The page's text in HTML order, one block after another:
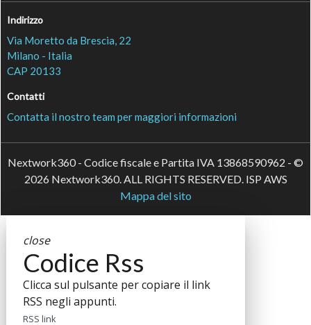
Indirizzo
Via Moretto da Brescia, 22
Milano - Italia
CAP 20133
Contatti
Contatta il nostro team per maggiori informazioni
Nextwork360 - Codice fiscale e Partita IVA 13868590962 - ©
2026 Nextwork360. ALL RIGHTS RESERVED. ISP AWS
Mappa del sito
close
Codice Rss
Clicca sul pulsante per copiare il link
RSS negli appunti.
RSS link